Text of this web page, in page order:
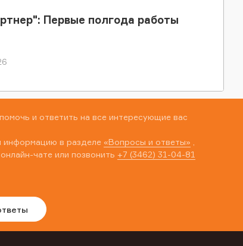
Первые полгода работы
и ответить на все интересующие вас
информацию в разделе «Вопросы и ответы»
чате или позвонить +7 (3462) 31-04-81